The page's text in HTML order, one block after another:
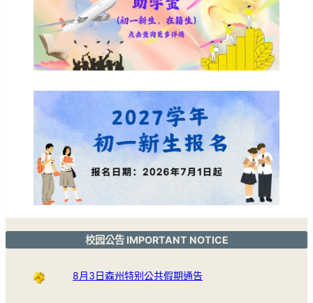
校园公告 IMPORTANT NOTICE
8月3日森州特别公共假期通告